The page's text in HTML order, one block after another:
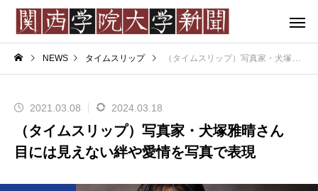
NEWS タイムスリップ （タイムスリップ）写真家・犬塚雅晴さん 目には見えない絆や愛情を写真で表現
2021.03.08 2024.03.18
（タイムスリップ）写真家・犬塚雅晴さん
目には見えない絆や愛情を写真で表現